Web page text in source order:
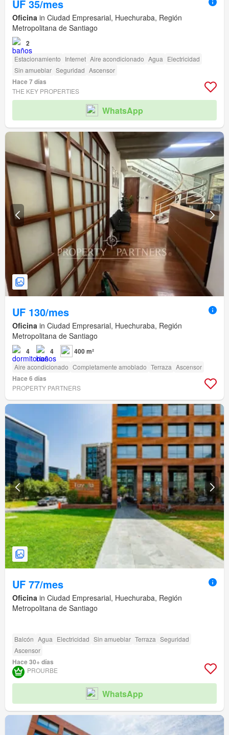
UF 35/mes
Oficina in Ciudad Empresarial, Huechuraba, Región
Metropolitana de Santiago
2
Estacionamiento Internet Aire acondicionado Agua Electricidad
Sin amueblar Seguridad Ascensor
Hace 7 días
THE KEY PROPERTIES
WhatsApp
UF 130/mes
Oficina in Ciudad Empresarial, Huechuraba, Región
Metropolitana de Santiago
4 4 400 m²
Aire acondicionado Completamente amoblado Terraza Ascensor
Hace 6 días
PROPERTY PARTNERS
UF 77/mes
Oficina in Ciudad Empresarial, Huechuraba, Región
Metropolitana de Santiago
Balcón Agua Electricidad Sin amueblar Terraza Seguridad
Ascensor
Hace 30+ días
PROURBE
WhatsApp